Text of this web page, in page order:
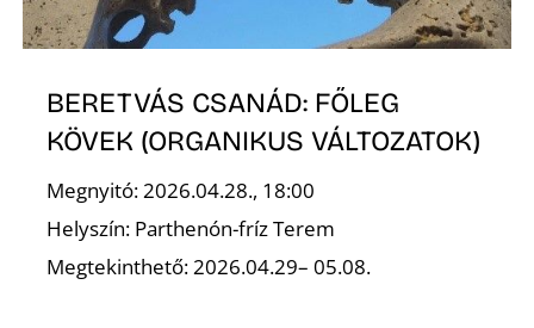
BERETVÁS CSANÁD: FŐLEG
KÖVEK (ORGANIKUS VÁLTOZATOK)
Megnyitó: 2026.04.28., 18:00
Helyszín: Parthenón-fríz Terem
Megtekinthető: 2026.04.29– 05.08.